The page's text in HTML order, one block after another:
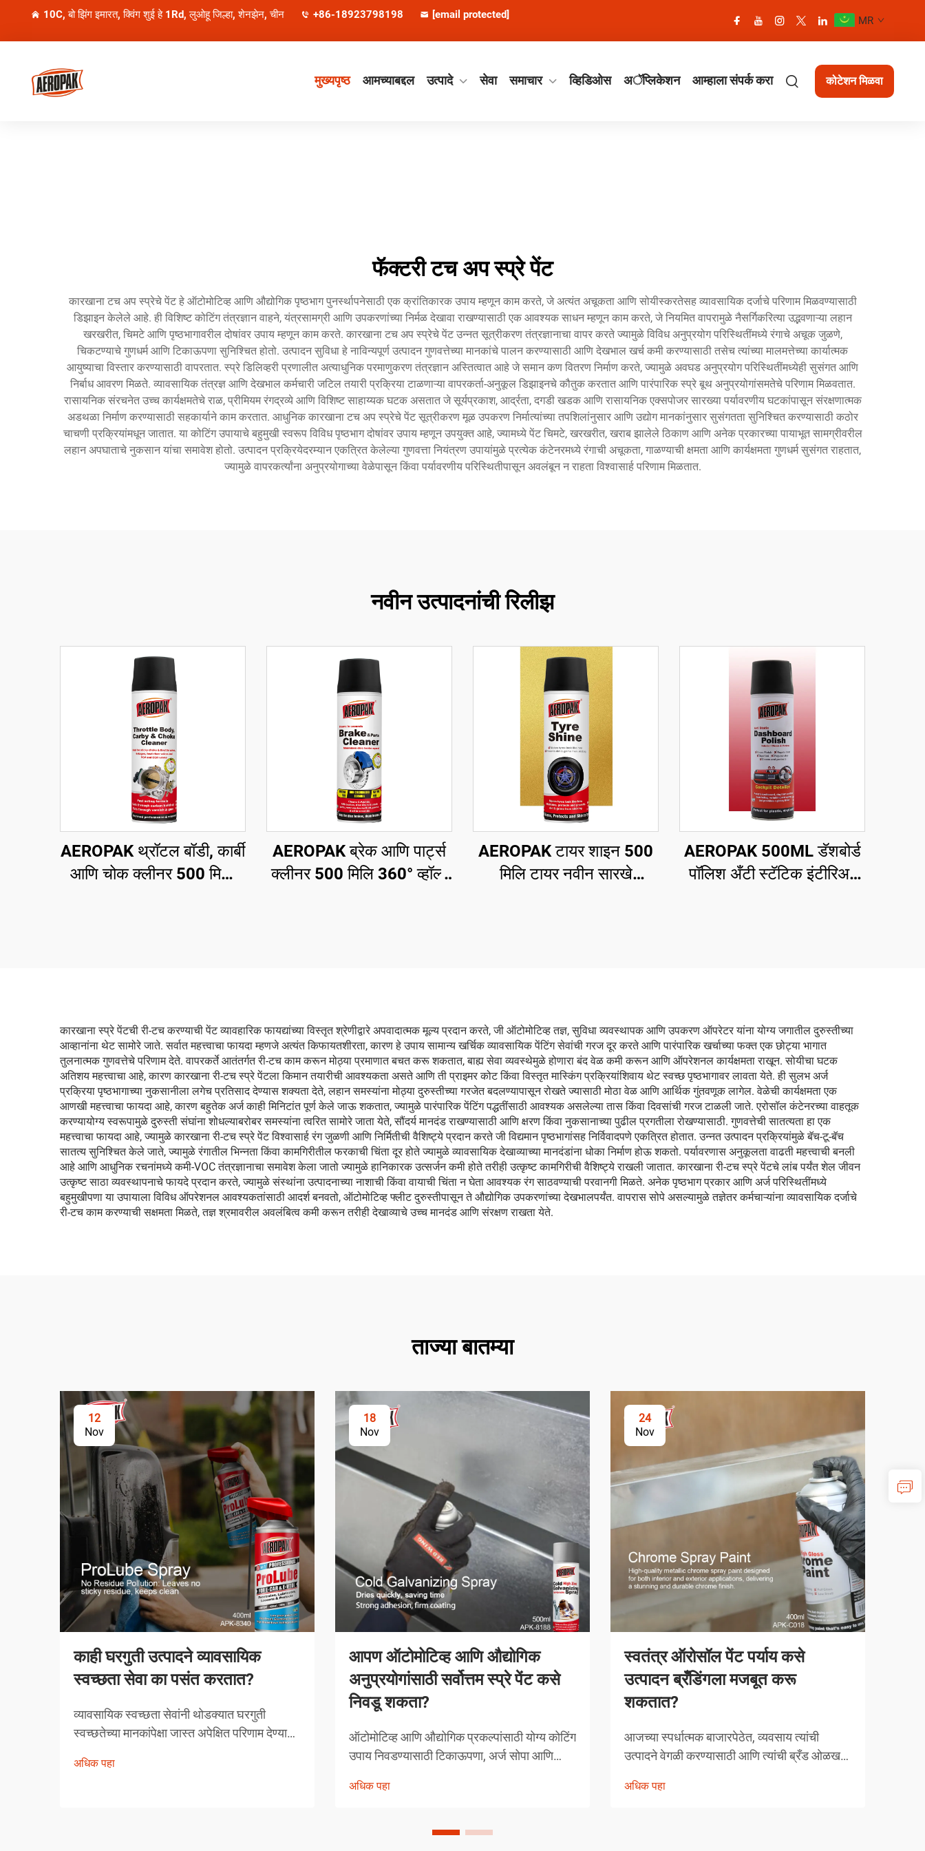
10C, बो झिंग इमारत, क्विंग शुई हे 1Rd, लुओहू जिल्हा, शेनझेन, चीन +86-18923798198 [email protected] MR
मुख्यपृष्ठ आमच्याबद्दल उत्पादे सेवा समाचार व्हिडिओस अॅप्लिकेशन आम्हाला संपर्क करा कोटेशन मिळवा
फॅक्टरी टच अप स्प्रे पेंट
कारखाना टच अप स्प्रेचे पेंट हे ऑटोमोटिव्ह आणि औद्योगिक पृष्ठभाग पुनर्स्थापनेसाठी एक क्रांतिकारक उपाय म्हणून काम करते, जे अत्यंत अचूकता आणि सोयीस्करतेसह व्यावसायिक दर्जाचे परिणाम मिळवण्यासाठी
डिझाइन केलेले आहे. ही विशिष्ट कोटिंग तंत्रज्ञान वाहने, यंत्रसामग्री आणि उपकरणांच्या निर्मळ देखावा राखण्यासाठी एक आवश्यक साधन म्हणून काम करते, जे नियमित वापरामुळे नैसर्गिकरित्या उद्भवणाऱ्या लहान
खरखरीत, चिमटे आणि पृष्ठभागावरील दोषांवर उपाय म्हणून काम करते. कारखाना टच अप स्प्रेचे पेंट उन्नत सूत्रीकरण तंत्रज्ञानाचा वापर करते ज्यामुळे विविध अनुप्रयोग परिस्थितींमध्ये रंगाचे अचूक जुळणे,
चिकटण्याचे गुणधर्म आणि टिकाऊपणा सुनिश्चित होतो. उत्पादन सुविधा हे नाविन्यपूर्ण उत्पादन गुणवत्तेच्या मानकांचे पालन करण्यासाठी आणि देखभाल खर्च कमी करण्यासाठी तसेच त्यांच्या मालमत्तेच्या कार्यात्मक
आयुष्याचा विस्तार करण्यासाठी वापरतात. स्प्रे डिलिव्हरी प्रणालीत अत्याधुनिक परमाणुकरण तंत्रज्ञान अस्तित्वात आहे जे समान कण वितरण निर्माण करते, ज्यामुळे अवघड अनुप्रयोग परिस्थितींमध्येही सुसंगत आणि
निर्बाध आवरण मिळते. व्यावसायिक तंत्रज्ञ आणि देखभाल कर्मचारी जटिल तयारी प्रक्रिया टाळणाऱ्या वापरकर्ता-अनुकूल डिझाइनचे कौतुक करतात आणि पारंपारिक स्प्रे बूथ अनुप्रयोगांसमतेचे परिणाम मिळवतात.
रासायनिक संरचनेत उच्च कार्यक्षमतेचे राळ, प्रीमियम रंगद्रव्ये आणि विशिष्ट साहाय्यक घटक असतात जे सूर्यप्रकाश, आर्द्रता, दगडी खडक आणि रासायनिक एक्सपोजर सारख्या पर्यावरणीय घटकांपासून संरक्षणात्मक
अडथळा निर्माण करण्यासाठी सहकार्याने काम करतात. आधुनिक कारखाना टच अप स्प्रेचे पेंट सूत्रीकरण मूळ उपकरण निर्मात्यांच्या तपशिलांनुसार आणि उद्योग मानकांनुसार सुसंगतता सुनिश्चित करण्यासाठी कठोर
चाचणी प्रक्रियांमधून जातात. या कोटिंग उपायाचे बहुमुखी स्वरूप विविध पृष्ठभाग दोषांवर उपाय म्हणून उपयुक्त आहे, ज्यामध्ये पेंट चिमटे, खरखरीत, खराब झालेले ठिकाण आणि अनेक प्रकारच्या पायाभूत सामग्रीवरील
लहान अपघाताचे नुकसान यांचा समावेश होतो. उत्पादन प्रक्रियेदरम्यान एकत्रित केलेल्या गुणवत्ता नियंत्रण उपायांमुळे प्रत्येक कंटेनरमध्ये रंगाची अचूकता, गाळण्याची क्षमता आणि कार्यक्षमता गुणधर्म सुसंगत राहतात,
ज्यामुळे वापरकर्त्यांना अनुप्रयोगाच्या वेळेपासून किंवा पर्यावरणीय परिस्थितीपासून अवलंबून न राहता विश्वासार्ह परिणाम मिळतात.
नवीन उत्पादनांची रिलीझ
AEROPAK थ्रॉटल बॉडी, कार्बी
आणि चोक क्लीनर 500 मिलि
AEROPAK ब्रेक आणि पार्ट्स
क्लीनर 500 मिलि 360° व्हॉल्व
AEROPAK टायर शाइन 500
मिलि टायर नवीन सारखे
AEROPAK 500ML डॅशबोर्ड
पॉलिश अँटी स्टॅटिक इंटीरिअर
कारखाना स्प्रे पेंटची री-टच करण्याची पेंट व्यावहारिक फायद्यांच्या विस्तृत श्रेणीद्वारे अपवादात्मक मूल्य प्रदान करते, जी ऑटोमोटिव्ह तज्ञ, सुविधा व्यवस्थापक आणि उपकरण ऑपरेटर यांना योग्य जगातील दुरुस्तीच्या
आव्हानांना थेट सामोरे जाते. सर्वात महत्त्वाचा फायदा म्हणजे अत्यंत किफायतशीरता, कारण हे उपाय सामान्य खर्चिक व्यावसायिक पेंटिंग सेवांची गरज दूर करते आणि पारंपारिक खर्चाच्या फक्त एक छोट्या भागात
तुलनात्मक गुणवत्तेचे परिणाम देते. वापरकर्ते आतंतर्गत री-टच काम करून मोठ्या प्रमाणात बचत करू शकतात, बाह्य सेवा व्यवस्थेमुळे होणारा बंद वेळ कमी करून आणि ऑपरेशनल कार्यक्षमता राखून. सोयीचा घटक
अतिशय महत्त्वाचा आहे, कारण कारखाना री-टच स्प्रे पेंटला किमान तयारीची आवश्यकता असते आणि ती प्राइमर कोट किंवा विस्तृत मास्किंग प्रक्रियांशिवाय थेट स्वच्छ पृष्ठभागावर लावता येते. ही सुलभ अर्ज
प्रक्रिया पृष्ठभागाच्या नुकसानीला लगेच प्रतिसाद देण्यास शक्यता देते, लहान समस्यांना मोठ्या दुरुस्तीच्या गरजेत बदलण्यापासून रोखते ज्यासाठी मोठा वेळ आणि आर्थिक गुंतवणूक लागेल. वेळेची कार्यक्षमता एक
आणखी महत्त्वाचा फायदा आहे, कारण बहुतेक अर्ज काही मिनिटांत पूर्ण केले जाऊ शकतात, ज्यामुळे पारंपारिक पेंटिंग पद्धतींसाठी आवश्यक असलेल्या तास किंवा दिवसांची गरज टाळली जाते. एरोसॉल कंटेनरच्या वाहतूक
करण्यायोग्य स्वरूपामुळे दुरुस्ती संघांना शोधल्याबरोबर समस्यांना त्वरित सामोरे जाता येते, सौंदर्य मानदंड राखण्यासाठी आणि क्षरण किंवा नुकसानाच्या पुढील प्रगतीला रोखण्यासाठी. गुणवत्तेची सातत्यता हा एक
महत्त्वाचा फायदा आहे, ज्यामुळे कारखाना री-टच स्प्रे पेंट विश्वासार्ह रंग जुळणी आणि निर्मितीची वैशिष्ट्ये प्रदान करते जी विद्यमान पृष्ठभागांसह निर्विवादपणे एकत्रित होतात. उन्नत उत्पादन प्रक्रियांमुळे बॅच-टू-बॅच
सातत्य सुनिश्चित केले जाते, ज्यामुळे रंगातील भिन्नता किंवा कामगिरीतील फरकाची चिंता दूर होते ज्यामुळे व्यावसायिक देखाव्याच्या मानदंडांना धोका निर्माण होऊ शकतो. पर्यावरणास अनुकूलता वाढती महत्त्वाची बनली
आहे आणि आधुनिक रचनांमध्ये कमी-VOC तंत्रज्ञानाचा समावेश केला जातो ज्यामुळे हानिकारक उत्सर्जन कमी होते तरीही उत्कृष्ट कामगिरीची वैशिष्ट्ये राखली जातात. कारखाना री-टच स्प्रे पेंटचे लांब पर्यंत शेल जीवन
उत्कृष्ट साठा व्यवस्थापनाचे फायदे प्रदान करते, ज्यामुळे संस्थांना उत्पादनाच्या नाशाची किंवा वायाची चिंता न घेता आवश्यक रंग साठवण्याची परवानगी मिळते. अनेक पृष्ठभाग प्रकार आणि अर्ज परिस्थितींमध्ये
बहुमुखीपणा या उपायाला विविध ऑपरेशनल आवश्यकतांसाठी आदर्श बनवतो, ऑटोमोटिव्ह फ्लीट दुरुस्तीपासून ते औद्योगिक उपकरणांच्या देखभालपर्यंत. वापरास सोपे असल्यामुळे तज्ञेतर कर्मचाऱ्यांना व्यावसायिक दर्जाचे
री-टच काम करण्याची सक्षमता मिळते, तज्ञ श्रमावरील अवलंबित्व कमी करून तरीही देखाव्याचे उच्च मानदंड आणि संरक्षण राखता येते.
ताज्या बातम्या
12
Nov
काही घरगुती उत्पादने व्यावसायिक
स्वच्छता सेवा का पसंत करतात?
व्यावसायिक स्वच्छता सेवांनी थोडक्यात घरगुती
स्वच्छतेच्या मानकांपेक्षा जास्त अपेक्षित परिणाम देण्यावर
उत्पादने अनियंत्रित निवड नसून, त्यांची प्रभावीता
अधिक पहा
18
Nov
आपण ऑटोमोटिव्ह आणि औद्योगिक
अनुप्रयोगांसाठी सर्वोत्तम स्प्रे पेंट कसे
निवडू शकता?
ऑटोमोटिव्ह आणि औद्योगिक प्रकल्पांसाठी योग्य कोटिंग
उपाय निवडण्यासाठी टिकाऊपणा, अर्ज सोपा आणि
आवश्यक असते. आधुनिक स्प्रे पेंटिंग तंत्रज्ञानाने तज्ञ
अधिक पहा
24
Nov
स्वतंत्र ऑरोसॉल पेंट पर्याय कसे
उत्पादन ब्रँडिंगला मजबूत करू
शकतात?
आजच्या स्पर्धात्मक बाजारपेठेत, व्यवसाय त्यांची
उत्पादने वेगळी करण्यासाठी आणि त्यांची ब्रँड ओळख
एक शक्तिशाली पण अनेकदा दुर्लक्षित केलेले उपाय
अधिक पहा